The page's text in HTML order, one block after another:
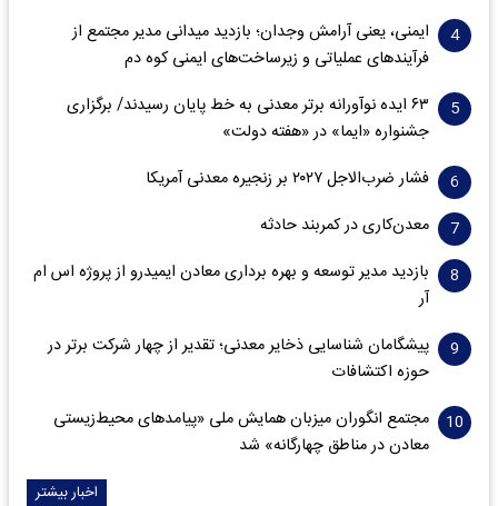
ایمنی، یعنی آرامش وجدان؛ بازدید میدانی مدیر مجتمع از
فرآیندهای عملیاتی و زیرساخت‌های ایمنی کوه دم
۶۳ ایده نوآورانه برتر معدنی به خط پایان رسیدند/ برگزاری
جشنواره «ایما» در «هفته دولت»
فشار ضرب‌الاجل ۲۰۲۷ بر زنجیره معدنی آمریکا
معدن‌کاری در کمربند حادثه
بازدید مدیر توسعه و بهره برداری معادن ایمیدرو از پروژه اس ام
آر
پیشگامان شناسایی ذخایر معدنی؛ تقدیر از چهار شرکت برتر در
حوزه اکتشافات‌
مجتمع انگوران میزبان همایش ملی «پیامدهای محیط‌زیستی
معادن در مناطق چهارگانه» شد
اخبار بیشتر